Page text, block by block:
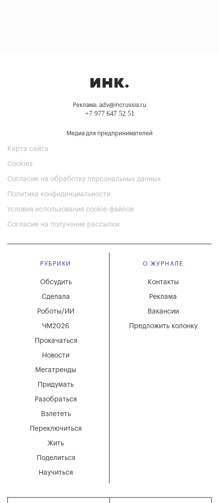
Реклама: adv@incrussia.ru
+7 977 647 52 51
Медиа для предпринимателей
Карта сайта
Cookies
Согласие на обработку персональных данных
Политика конфиденциальности
Условия использования cookie-файлов
Согласие на получение рассылки
РУБРИКИ
Мегатренды
Придумать
Разобраться
Взлететь
Новости
Переключиться
Жить
Поделиться
Научиться
Обсудить
Сделала
Роботы/ИИ
ЧМ2026
Прокачаться
О ЖУРНАЛЕ
Вакансии
Реклама
Контакты
Предложить колонку